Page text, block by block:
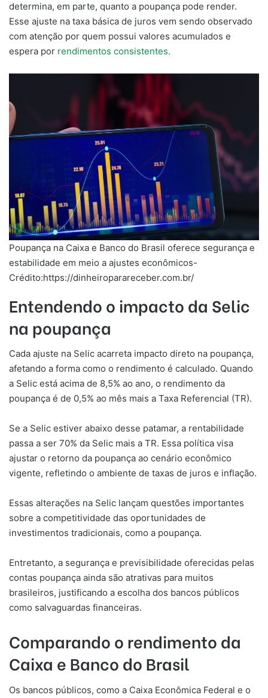
determina, em parte, quanto a poupança pode render.
Esse ajuste na taxa básica de juros vem sendo observado
com atenção por quem possui valores acumulados e
espera por rendimentos consistentes.
Poupança na Caixa e Banco do Brasil oferece segurança e
estabilidade em meio a ajustes econômicos-
Crédito:https://dinheiroparareceber.com.br/
Entendendo o impacto da Selic
na poupança
Cada ajuste na Selic acarreta impacto direto na poupança,
afetando a forma como o rendimento é calculado. Quando
a Selic está acima de 8,5% ao ano, o rendimento da
poupança é de 0,5% ao mês mais a Taxa Referencial (TR).
Se a Selic estiver abaixo desse patamar, a rentabilidade
passa a ser 70% da Selic mais a TR. Essa política visa
ajustar o retorno da poupança ao cenário econômico
vigente, refletindo o ambiente de taxas de juros e inflação.
Essas alterações na Selic lançam questões importantes
sobre a competitividade das oportunidades de
investimentos tradicionais, como a poupança.
Entretanto, a segurança e previsibilidade oferecidas pelas
contas poupança ainda são atrativas para muitos
brasileiros, justificando a escolha dos bancos públicos
como salvaguardas financeiras.
Comparando o rendimento da
Caixa e Banco do Brasil
Os bancos públicos, como a Caixa Econômica Federal e o